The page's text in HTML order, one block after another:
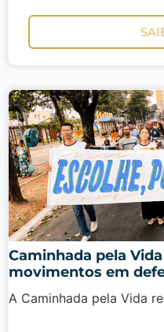
Caminhada pela
movimentos em
A Caminhada pela Vida